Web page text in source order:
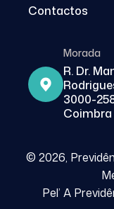
Contactos
Morada
R. Dr.
3000-
Coimbra
© 2026,
Pel’ A